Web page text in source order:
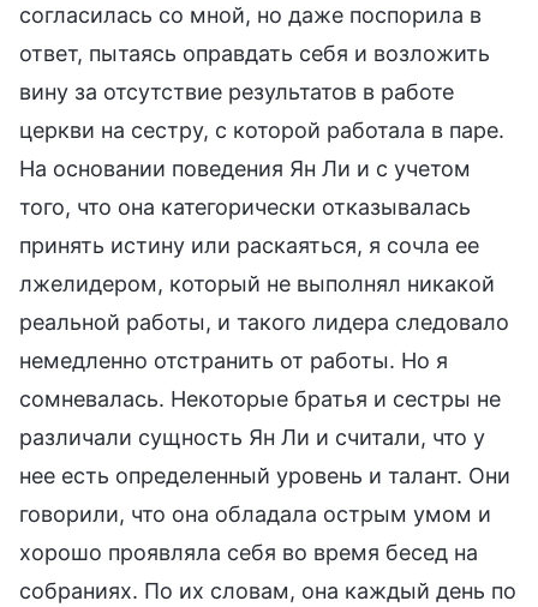
согласилась со мной, но даже поспорила в
ответ, пытаясь оправдать себя и возложить
вину за отсутствие результатов в работе
церкви на сестру, с которой работала в паре.
На основании поведения Ян Ли и с учетом
того, что она категорически отказывалась
принять истину или раскаяться, я сочла ее
лжелидером, который не выполнял никакой
реальной работы, и такого лидера следовало
немедленно отстранить от работы. Но я
сомневалась. Некоторые братья и сестры не
различали сущность Ян Ли и считали, что у
нее есть определенный уровень и талант. Они
говорили, что она обладала острым умом и
хорошо проявляла себя во время бесед на
собраниях. По их словам, она каждый день по